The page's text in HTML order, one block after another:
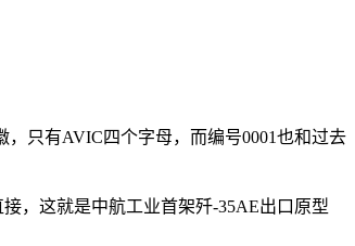
只有AVIC四个字母，而编号0001也和过去
，这就是中航工业首架歼-35AE出口原型